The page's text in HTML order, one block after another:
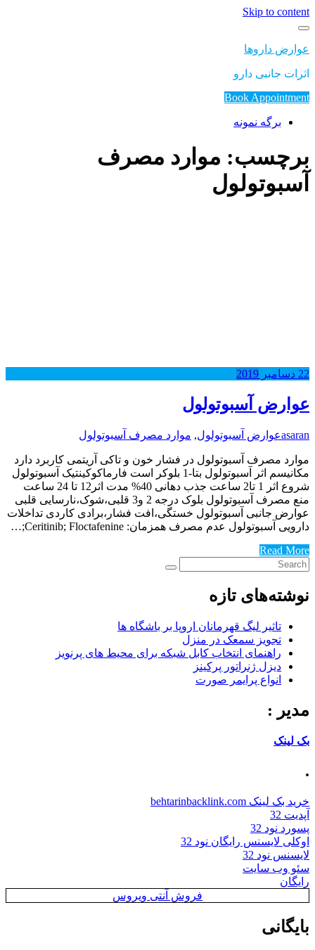
Skip to content
عوارض داروها
اثرات جانبی دارو
Book Appointment
برگه نمونه
برچسب: موارد مصرف
آسبوتولول
22 دسامبر 2019
عوارض آسبوتولول
asaranعوارض آسبوتولول, موارد مصرف آسبوتولول
موارد مصرف آسبوتولول در فشار خون و تاکی آریتمی کاربرد دارد
مکانیسم اثر آسبوتولول بتا-1 بلوکر است فارماکوکینتیک آسبوتولول
شروع اثر 1 تا2 ساعت جذب دهانی 40% مدت اثر12 تا 24 ساعت
منع مصرف آسبوتولول بلوک درجه 2 و3 قلبی،شوک،نارسایی قلبی
عوارض جانبی آسبوتولول خستگی،افت فشار،برادی کاردی تداخلات
دارویی آسبوتولول عدم مصرف همزمان: Ceritinib; Floctafenine;…
Read More
نوشته‌های تازه
تاثیر لیگ قهرمانان اروپا بر باشگاه ها
تجویز سمعک در منزل
راهنمای انتخاب کابل شبکه برای محیط های پرنویز
دیزل ژنراتور پرکینز
انواع پرایمر صورت
مدیر :
بک لینک
.
خرید بک لینک behtarinbacklink.com
آپدیت 32
پسورد نود 32
اوکلی لایسنس رایگان نود 32
لایسنس نود 32
سئو وب سایت
رایگان
فروش آنتی ویروس
بایگانی